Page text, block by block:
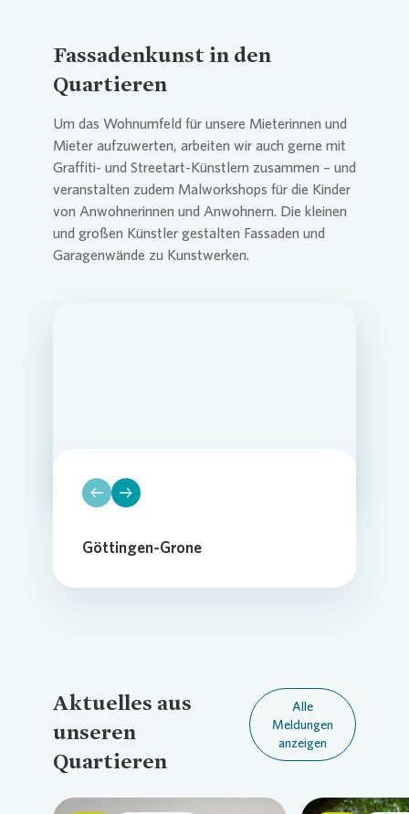
Fassadenkunst in den
Quartieren
Um das Wohnumfeld für unsere Mieterinnen und
Mieter aufzuwerten, arbeiten wir auch gerne mit
Graffiti- und Streetart-Künstlern zusammen – und
veranstalten zudem Malworkshops für die Kinder
von Anwohnerinnen und Anwohnern. Die kleinen
und großen Künstler gestalten Fassaden und
Garagenwände zu Kunstwerken.
Göttingen-Grone
Aktuelles aus
unseren
Quartieren
Alle
Meldungen
anzeigen